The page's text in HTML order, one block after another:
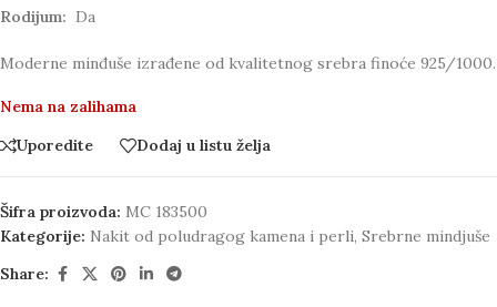
Rodijum: Da
Moderne minđuše izrađene od kvalitetnog srebra finoće 925/1000.
Nema na zalihama
Uporedite
Dodaj u listu želja
Šifra proizvoda: MC 183500
Kategorije: Nakit od poludragog kamena i perli, Srebrne mindjuše
Share: